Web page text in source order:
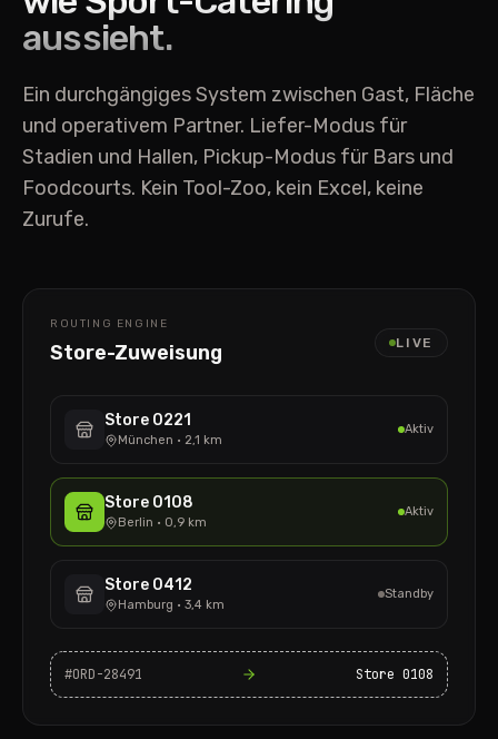
aussieht.
Ein durchgängiges System zwischen Gast, Fläche
und operativem Partner. Liefer-Modus für
Stadien und Hallen, Pickup-Modus für Bars und
Foodcourts. Kein Tool-Zoo, kein Excel, keine
Zurufe.
ROUTING ENGINE
Store-Zuweisung LIVE
Store 0221
München · 2,1 km
Aktiv
Store 0108
Berlin · 0,9 km
Aktiv
Store 0412
Hamburg · 3,4 km
Standby
#ORD-28491 Store 0108